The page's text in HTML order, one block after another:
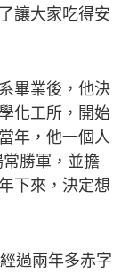
讓大家吃得安
畢業後，他決
化工所，開始
年，他一個人
勝軍，並擔
下來，決定想
過兩年多赤字